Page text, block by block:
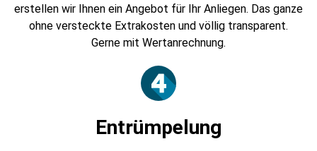
erstellen wir Ihnen ein Angebot für Ihr Anliegen. Das ganze
ohne versteckte Extrakosten und völlig transparent.
Gerne mit Wertanrechnung.
Entrümpelung